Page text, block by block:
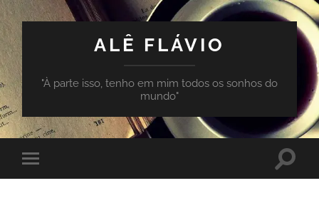
ALÊ FLÁVIO
"À parte isso, tenho em mim todos os sonhos do
mundo"
Toggle
mobile
Toggle